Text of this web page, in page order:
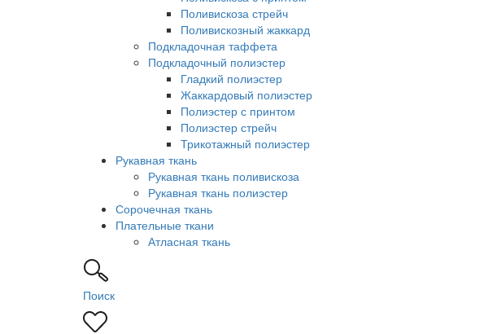
Поливискоза стрейч
Поливискозный жаккард
Подкладочная таффета
Подкладочный полиэстер
Гладкий полиэстер
Жаккардовый полиэстер
Полиэстер с принтом
Полиэстер стрейч
Трикотажный полиэстер
Рукавная ткань
Рукавная ткань поливискоза
Рукавная ткань полиэстер
Сорочечная ткань
Плательные ткани
Атласная ткань
Поиск